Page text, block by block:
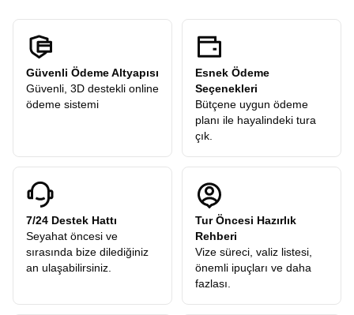
Güvenli Ödeme Altyapısı
Güvenli, 3D destekli online
ödeme sistemi
Esnek Ödeme
Seçenekleri
Bütçene uygun ödeme
planı ile hayalindeki tura
çık.
7/24 Destek Hattı
Seyahat öncesi ve
sırasında bize dilediğiniz
an ulaşabilirsiniz.
Tur Öncesi Hazırlık
Rehberi
Vize süreci, valiz listesi,
önemli ipuçları ve daha
fazlası.